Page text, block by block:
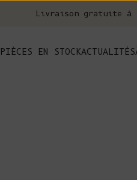
Livraison gratuite à
PIÈCES EN STOCKACTUALITÉS